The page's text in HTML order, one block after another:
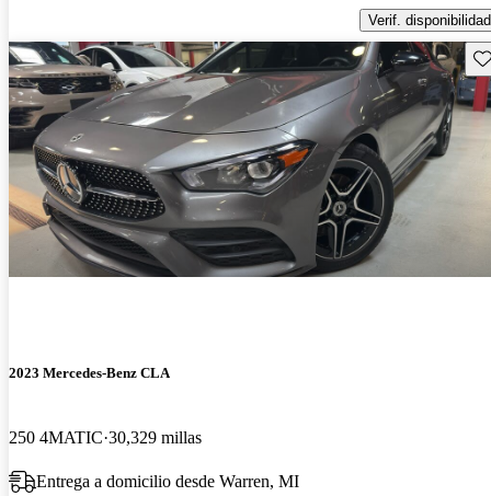
Verif. disponibilidad
2023 Mercedes-Benz CLA
250 4MATIC 30,329 millas
Entrega a domicilio desde Warren, MI